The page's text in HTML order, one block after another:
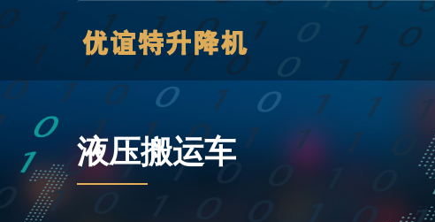
液压搬运车